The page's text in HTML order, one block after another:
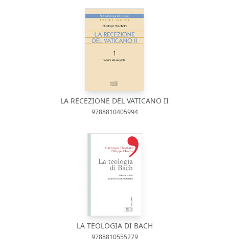
LA RECEZIONE DEL VATICANO II
9788810405994
LA TEOLOGIA DI BACH
9788810555279